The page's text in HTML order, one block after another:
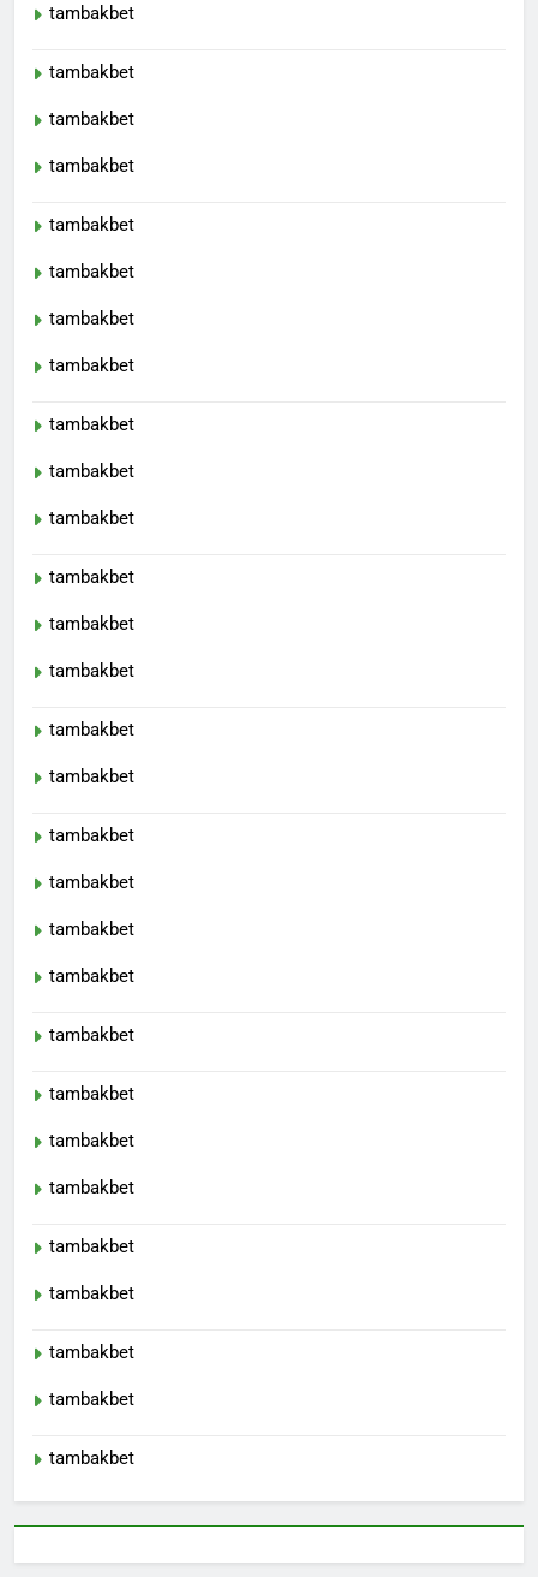
tambakbet
tambakbet
tambakbet
tambakbet
tambakbet
tambakbet
tambakbet
tambakbet
tambakbet
tambakbet
tambakbet
tambakbet
tambakbet
tambakbet
tambakbet
tambakbet
tambakbet
tambakbet
tambakbet
tambakbet
tambakbet
tambakbet
tambakbet
tambakbet
tambakbet
tambakbet
tambakbet
tambakbet
tambakbet